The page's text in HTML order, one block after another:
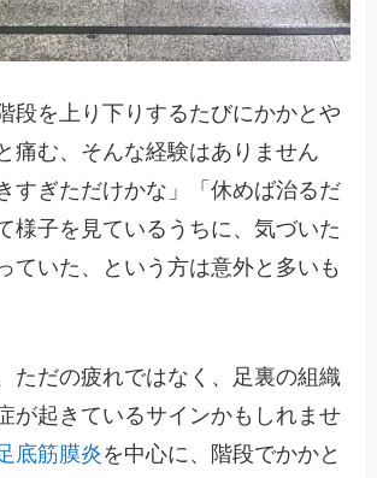
段を上り下りするたびにかかとや
痛む、そんな経験はありません
すぎただけかな」「休めば治るだ
様子を見ているうちに、気づいた
ていた、という方は意外と多いも
ただの疲れではなく、足裏の組織
が起きているサインかもしれませ
底筋膜炎を中心に、階段でかかと